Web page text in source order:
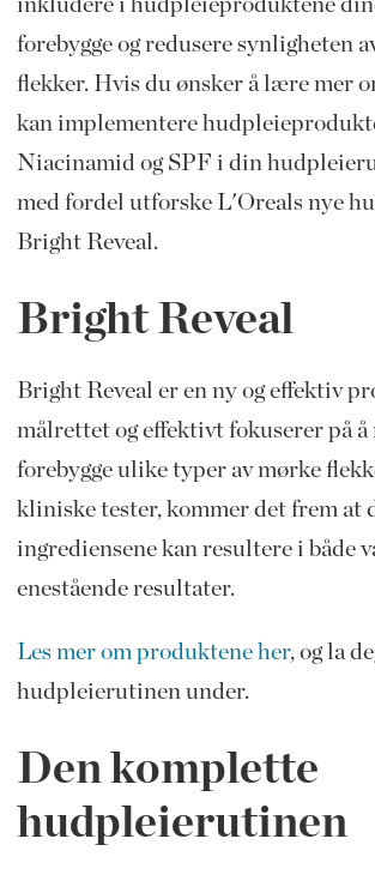
forebygge og redusere synligheten
flekker. Hvis du ønsker å lære mer
kan implementere
Niacinamid og SPF i din
med fordel utforske L'Oreals nye
Bright Reveal.
Bright Reveal
Bright Reveal er en ny og effektiv
målrettet og effektivt fokuserer på å
forebygge ulike typer av mørke
kliniske tester, kommer det frem at
ingrediensene kan resultere i både
enestående resultater.
Les mer om produktene her, og la
hudpleierutinen under.
Den komplette
hudpleierutinen